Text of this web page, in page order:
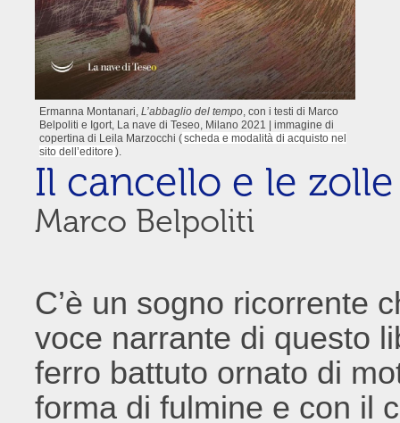
Ermanna Montanari,L’abbaglio del tempo , con i testi di Marco
Belpoliti e Igort, La nave di Teseo, Milano 2021 | immagine di
copertina di Leila Marzocchi (scheda e modalità di acquisto nel
sito dell’editore ).
Il cancello e le
Marco Belpoliti
C’è un sogno ricorrente
voce narrante di questo
ferro battuto ornato di
forma di fulmine e con il